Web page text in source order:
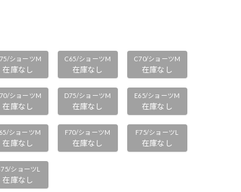
ショーツM
在庫なし
C65/ショーツM
在庫なし
C70/ショーツM
在庫なし
ショーツM
在庫なし
D75/ショーツM
在庫なし
E65/ショーツM
在庫なし
ショーツM
在庫なし
F70/ショーツM
在庫なし
F75/ショーツL
在庫なし
ショーツL
在庫なし